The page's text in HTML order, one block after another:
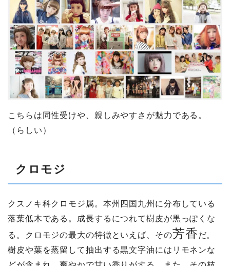
こちらは同性受けや、親しみやすさが魅力である。
（らしい）
クロモジ
クスノキ科クロモジ属。本州四国九州に分布している
落葉低木である。成長するにつれて樹皮が黒っぽくな
る。クロモジの最大の特徴といえば、その芳香だ。
樹皮や葉を蒸留して抽出する黒文字油にはリモネンな